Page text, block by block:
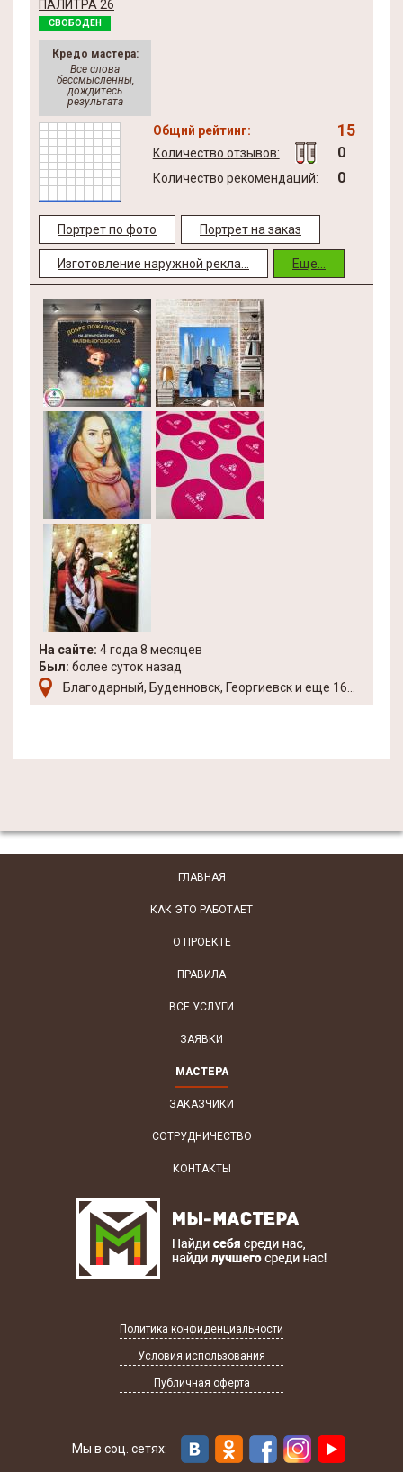
ПАЛИТРА 26
СВОБОДЕН
Кредо мастера:
Все слова
бессмысленны,
дождитесь
результата
Общий рейтинг: 15
Количество отзывов: 0
Количество рекомендаций: 0
Портрет по фото Портрет на заказ
Изготовление наружной рекла... Еще...
На сайте: 4 года 8 месяцев
Был: более суток назад
Благодарный, Буденновск, Георгиевск и еще 16...
ГЛАВНАЯ
КАК ЭТО РАБОТАЕТ
О ПРОЕКТЕ
ПРАВИЛА
ВСЕ УСЛУГИ
ЗАЯВКИ
МАСТЕРА
ЗАКАЗЧИКИ
СОТРУДНИЧЕСТВО
КОНТАКТЫ
Политика конфиденциальности
Условия использования
Публичная оферта
Мы в соц. сетях: